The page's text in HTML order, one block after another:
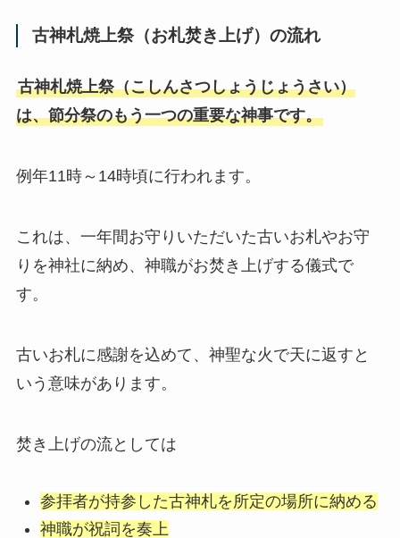
古神札焼上祭（お札焚き上げ）の流れ
古神札焼上祭（こしんさつしょうじょうさい）
は、節分祭のもう一つの重要な神事です。
例年11時～14時頃に行われます。
これは、一年間お守りいただいた古いお札やお守
りを神社に納め、神職がお焚き上げする儀式で
す。
古いお札に感謝を込めて、神聖な火で天に返すと
いう意味があります。
焚き上げの流としては
参拝者が持参した古神札を所定の場所に納める
神職が祝詞を奏上